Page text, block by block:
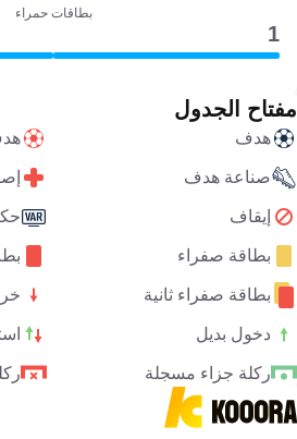
بطاقات حمراء
1
مفتاح الجدول
هدف
صناعة هدف
إيقاف
بطاقة صفراء
بطاقة صفراء ثانية
دخول بديل
ركلة جزاء مسجلة